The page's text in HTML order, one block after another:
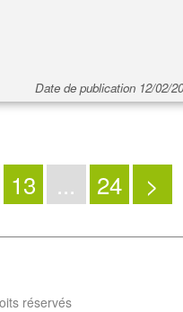
Date de publication 12/02/
13 ... 24 >
réservés